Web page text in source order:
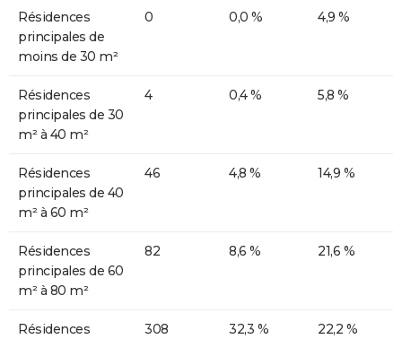
Résidences
principales de
moins de 30 m²
0 0,0 % 4,9 %
Résidences
principales de 30
m² à 40 m²
4 0,4 % 5,8 %
Résidences
principales de 40
m² à 60 m²
46 4,8 % 14,9 %
Résidences
principales de 60
m² à 80 m²
82 8,6 % 21,6 %
Résidences
308 32,3 % 22,2 %